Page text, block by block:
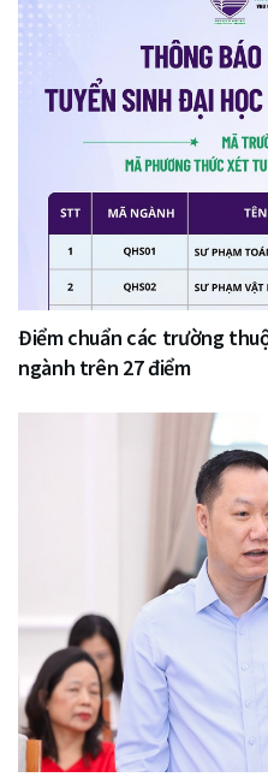
Điểm chuẩn các trường
ngành trên 27 điểm